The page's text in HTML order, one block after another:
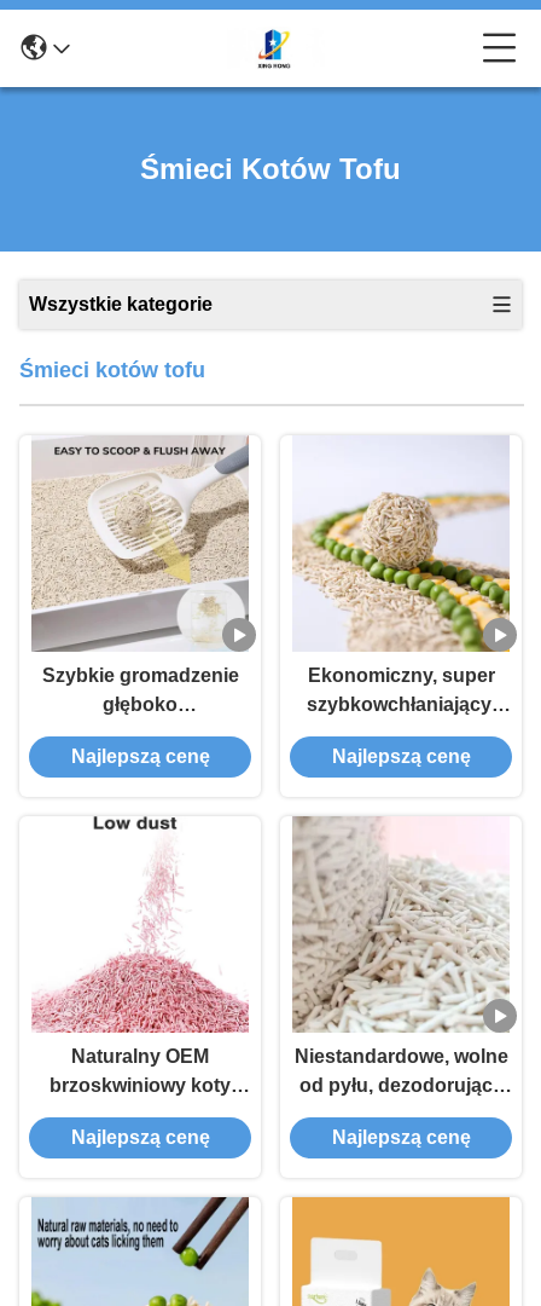
Śmieci Kotów Tofu
Wszystkie kategorie
Śmieci kotów tofu
Szybkie gromadzenie
głęboko
dezodorowanego kotów
tofu ze świeżym i
Najlepszą cenę
Ekonomiczny, super
szybkowchłaniający,
smakowy żwirek dla
kota w kształcie paska,
ODM, artykuły dla
zwierząt
Najlepszą cenę
Naturalny OEM
brzoskwiniowy koty
śmieci bez pyłu
Wysokiej absorpcji
kotów
Najlepszą cenę
Niestandardowe, wolne
od pyłu, dezodorujące
piaski z tofu dla kotów
Najlepszą cenę